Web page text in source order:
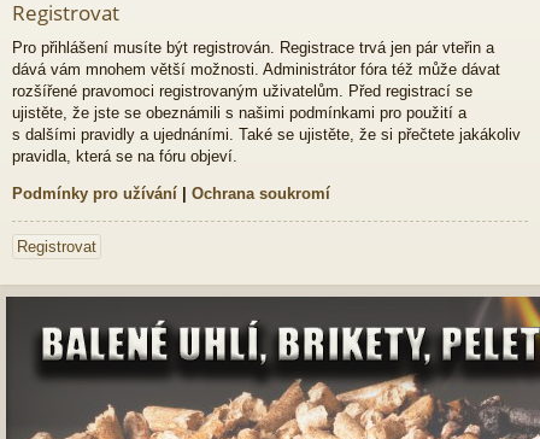
Registrovat
Pro přihlášení musíte být registrován. Registrace trvá jen pár vteřin a
dává vám mnohem větší možnosti. Administrátor fóra též může dávat
rozšířené pravomoci registrovaným uživatelům. Před registrací se
ujistěte, že jste se obeznámili s našimi podmínkami pro použití a
s dalšími pravidly a ujednáními. Také se ujistěte, že si přečtete jakákoliv
pravidla, která se na fóru objeví.
Podmínky pro užívání | Ochrana soukromí
Registrovat